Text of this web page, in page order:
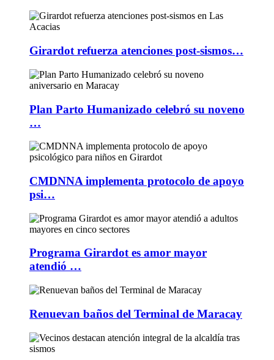
Girardot refuerza atenciones post-sismos…
Plan Parto Humanizado celebró su noveno
…
CMDNNA implementa protocolo de apoyo
psi…
Programa Girardot es amor mayor
atendió …
Renuevan baños del Terminal de Maracay